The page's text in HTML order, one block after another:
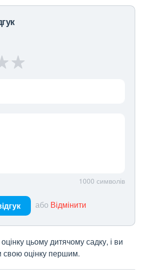
1000 символів
або Відмінити
цьому дитячому садку, і ви
свою оцінку першим.